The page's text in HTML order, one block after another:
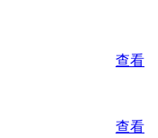
查看
查看